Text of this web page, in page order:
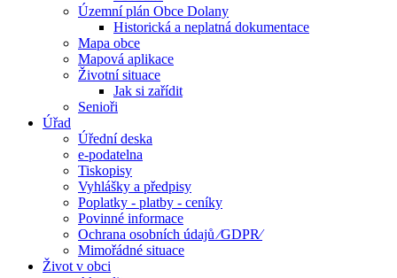
Územní plán Obce Dolany
Historická a neplatná dokumentace
Mapa obce
Mapová aplikace
Životní situace
Jak si zařídit
Senioři
Úřad
Úřední deska
e-podatelna
Tiskopisy
Vyhlášky a předpisy
Poplatky - platby - ceníky
Povinné informace
Ochrana osobních údajů ⁄GDPR⁄
Mimořádné situace
Život v obci